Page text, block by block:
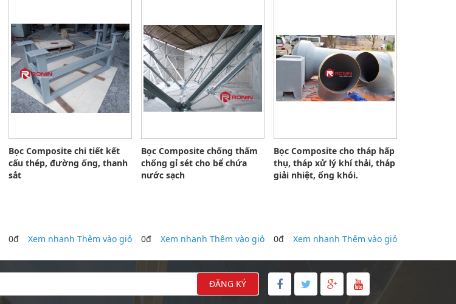
Bọc Composite chi tiết kết
cấu thép, đường ống, thanh
sắt
0đ Xem nhanh Thêm vào giỏ
Bọc Composite chống thấm
chống gỉ sét cho bể chứa
nước sạch
0đ Xem nhanh Thêm vào giỏ
Bọc Composite cho tháp hấp
thụ, tháp xử lý khí thải, tháp
giải nhiệt, ống khói.
0đ Xem nhanh Thêm vào giỏ